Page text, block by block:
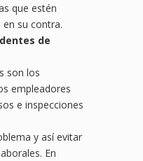
que estén
su contra.
de
son los
empleadores
e inspecciones
y así evitar
En